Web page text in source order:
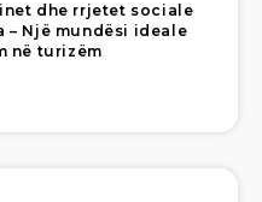
dhe rrjetet sociale
– Një mundësi ideale
në turizëm